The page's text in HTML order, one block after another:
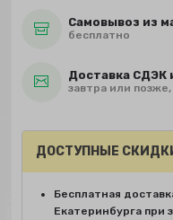
Самовывоз из
бесплатно
Доставка СДЭК
завтра или
ДОСТУПНЫЕ
Бесплатная
Екатеринбурга при